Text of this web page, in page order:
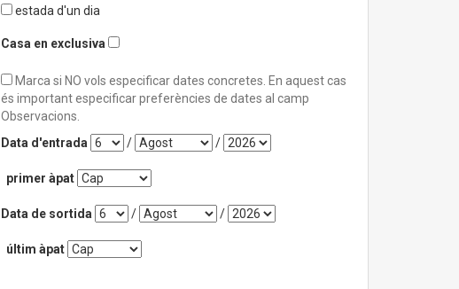
estada d'un dia
Casa en exclusiva
Marca si NO vols especificar dates concretes. En aquest cas
és important especificar preferències de dates al camp
Observacions.
Data d'entrada
/ /
primer àpat
Data de sortida / /
últim àpat